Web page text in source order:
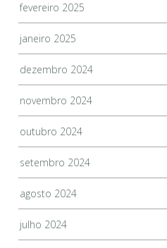
fevereiro 2025
janeiro 2025
dezembro 2024
novembro 2024
outubro 2024
setembro 2024
agosto 2024
julho 2024